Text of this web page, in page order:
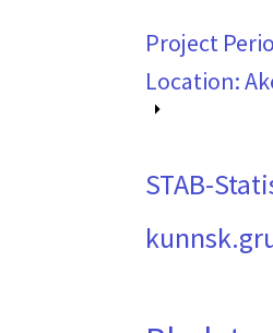
Project
Location:
STAB-